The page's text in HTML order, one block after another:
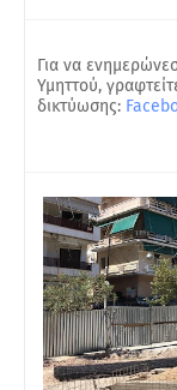
Για να
Υμηττού,
δικτύωσης: